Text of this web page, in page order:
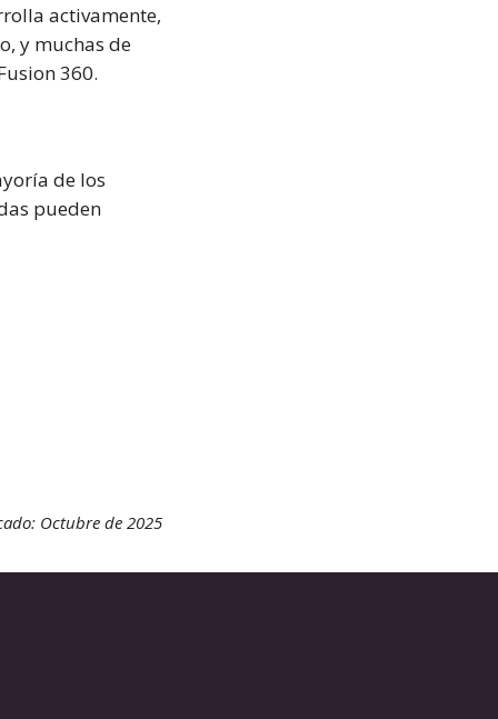
activamente,
y muchas de
360.
de los
pueden
Octubre de 2025